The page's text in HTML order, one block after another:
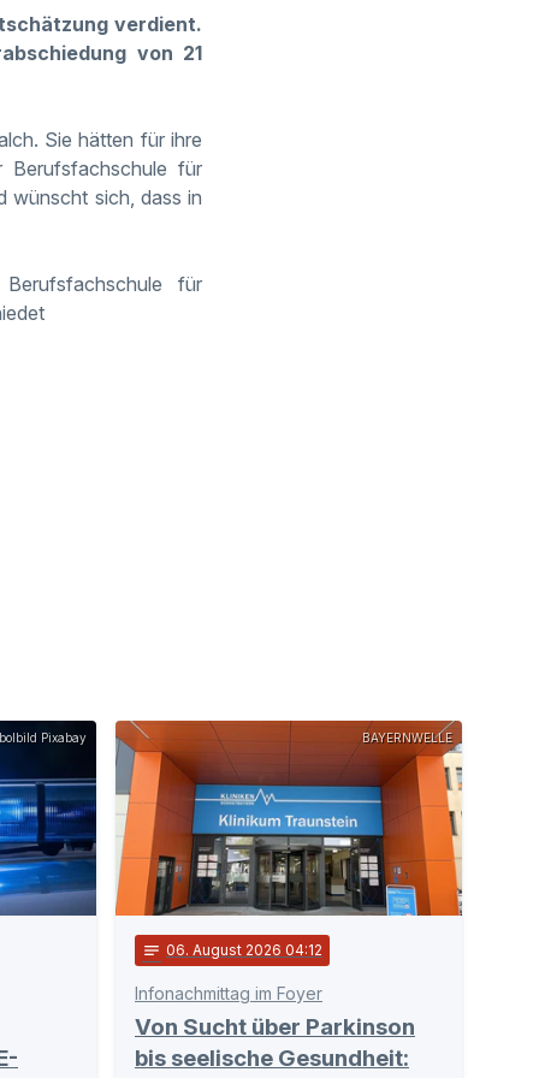
verdient.
von 21
Sie hätten für ihre
Berufsfachschule für
wünscht sich, dass in
für
Pixabay BAYERNWELLE
notes 06. August 2026 04:12
Infonachmittag im Foyer
Von Sucht über Parkinson
bis seelische Gesundheit: